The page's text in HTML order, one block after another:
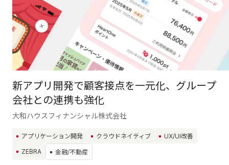
新アプリ開発で顧客接点を一元化、グループ
会社との連携も強化
大和ハウスフィナンシャル株式会社
アプリケーション開発 クラウドネイティブ
UX/UI改善
ZEBRA
金融/不動産